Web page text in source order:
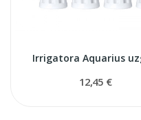
Irrigatora Aquarius
12,45 €